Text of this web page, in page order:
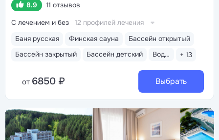
8.9
11 отзывов
Баня русская Финская сауна
Бассейн открытый
Бассейн закрытый
Бассейн детский Водные горки + 13
С лечением и без 12 профилей лечения
от 6850 ₽ Выбрать